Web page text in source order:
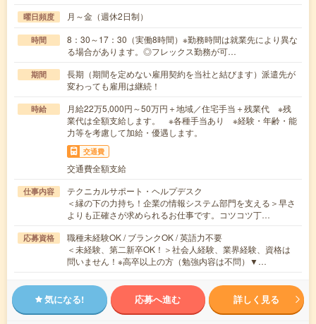
曜日頻度 月～金（週休2日制）
時間
8：30～17：30（実働8時間）※勤務時間は就業先により異な
る場合があります。◎フレックス勤務が可…
期間
長期（期間を定めない雇用契約を当社と結びます）派遣先が
変わっても雇用は継続！
時給
月給22万5,000円～50万円＋地域／住宅手当＋残業代 ※残
業代は全額支給します。 ※各種手当あり ※経験・年齢・能
力等を考慮して加給・優遇します。
交通費
交通費全額支給
仕事内容
テクニカルサポート・ヘルプデスク
＜縁の下の力持ち！企業の情報システム部門を支える＞早さ
よりも正確さが求められるお仕事です。コツコツ丁…
応募資格
職種未経験OK / ブランクOK / 英語力不要
＜未経験、第二新卒OK！＞社会人経験、業界経験、資格は
問いません！※高卒以上の方（勉強内容は不問）▼…
気になる! 応募へ進む 詳しく見る